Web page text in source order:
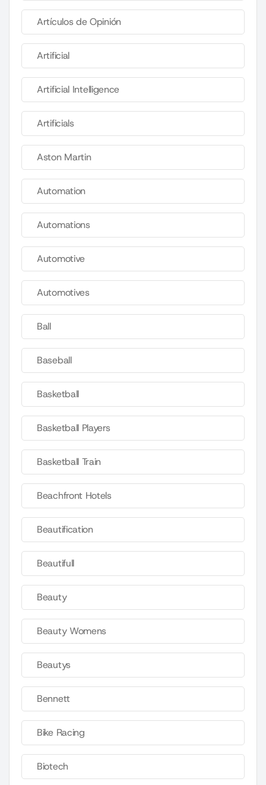
Artículos de Opinión
Artificial
Artificial Intelligence
Artificials
Aston Martin
Automation
Automations
Automotive
Automotives
Ball
Baseball
Basketball
Basketball Players
Basketball Train
Beachfront Hotels
Beautification
Beautifull
Beauty
Beauty Womens
Beautys
Bennett
Bike Racing
Biotech